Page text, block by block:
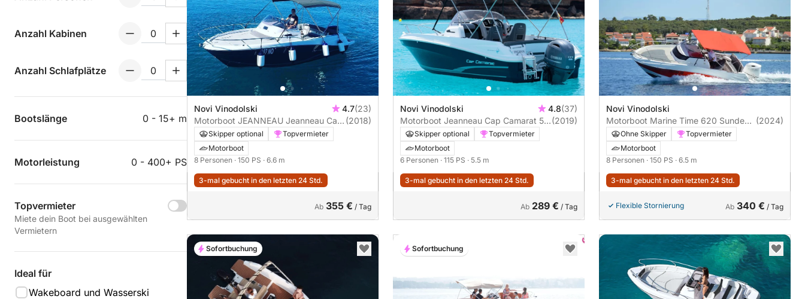
Anzahl Kabinen
Anzahl Schlafplätze
Bootslänge 0 - 15+ m
Motorleistung 0 - 400+ PS
Topvermieter
Miete dein Boot bei ausgewählten
Vermietern
Ideal für
Wakeboard und Wasserski
Novi Vinodolski 4.7(23)
Motorboot JEANNEAU Jeanneau Cap
Camarat 6.5 WA 2018 150PS
(2018)
Skipper optional
Topvermieter
Motorboot
8 Personen · 150 PS · 6.6 m
3-mal gebucht in den letzten 24 Std.
Ab 355 € / Tag
Novi Vinodolski 4.8(37)
Motorboot Jeanneau Cap Camarat 5.5
WA 115PS
(2019)
Skipper optional
Topvermieter
Motorboot
6 Personen · 115 PS · 5.5 m
3-mal gebucht in den letzten 24 Std.
Ab 289 € / Tag
Novi Vinodolski
Motorboot Marine Time 620 Sundeck
150PS
(2024)
Ohne Skipper
Topvermieter
Motorboot
8 Personen · 150 PS · 6.5 m
3-mal gebucht in den letzten 24 Std.
Flexible Stornierung Ab 340 € / Tag
Sofortbuchung Sofortbuchung